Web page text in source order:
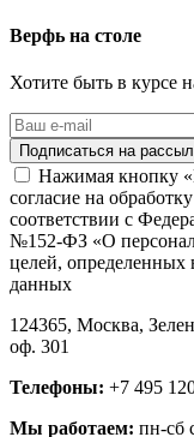
Верфь на столе
Хотите быть в курсе
Нажимая кнопку
согласие на
соответствии с
№152-ФЗ «О
целей, определенных
данных
124365, Москва,
оф. 301
Телефоны: +7 495
Мы работаем: пн-сб